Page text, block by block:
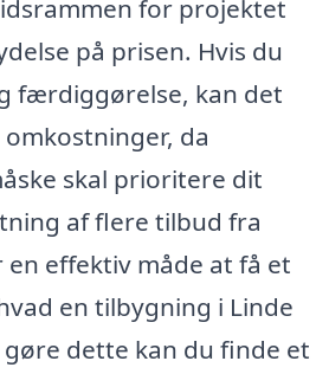
for projektet
på prisen. Hvis du
færdiggørelse, kan det
da
skal prioritere dit
af flere tilbud fra
effektiv måde at få et
en tilbygning i Linde
gøre dette kan du finde et